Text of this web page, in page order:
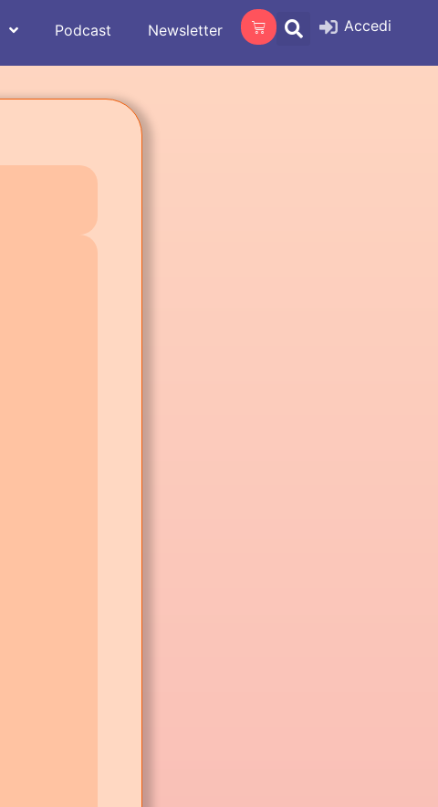
Podcast Newsletter Accedi